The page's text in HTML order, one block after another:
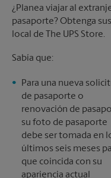
¿Planea viajar al
pasaporte? Obtenga
local de The UPS Store.
Sabía que:
Para una nueva
de pasaporte o
renovación de
su foto de pasaporte
debe ser tomada en
últimos seis meses
que coincida con su
apariencia actual